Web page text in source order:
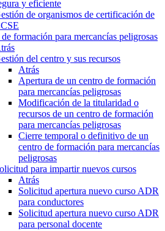
y eficiente
de organismos de certificación de
formación para mercancías peligrosas
del centro y sus recursos
Atrás
Apertura de un centro de formación
para mercancías peligrosas
Modificación de la titularidad o
recursos de un centro de formación
para mercancías peligrosas
Cierre temporal o definitivo de un
centro de formación para mercancías
peligrosas
para impartir nuevos cursos
Atrás
Solicitud apertura nuevo curso ADR
para conductores
Solicitud apertura nuevo curso ADR
para personal docente